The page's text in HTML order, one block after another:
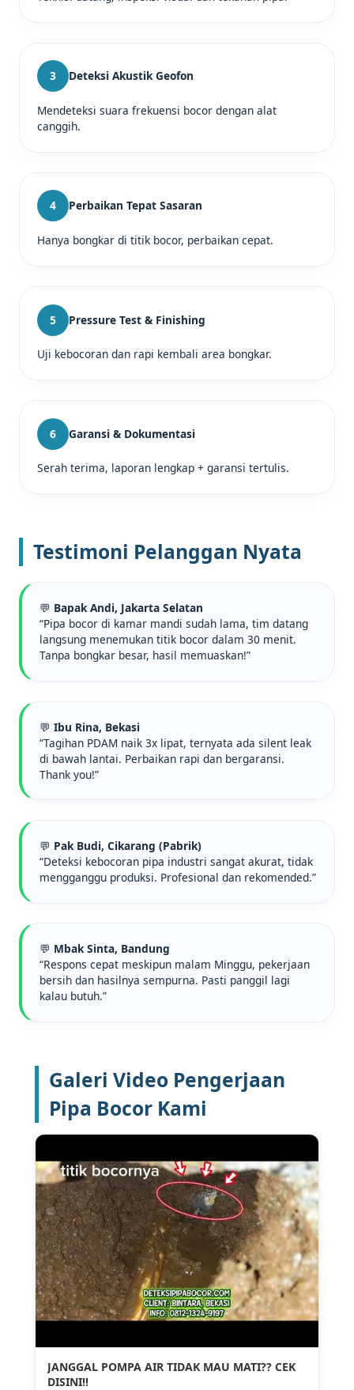
3 Deteksi Akustik Geofon
Mendeteksi suara frekuensi bocor dengan alat
canggih.
4 Perbaikan Tepat Sasaran
Hanya bongkar di titik bocor, perbaikan cepat.
5 Pressure Test & Finishing
Uji kebocoran dan rapi kembali area bongkar.
6 Garansi & Dokumentasi
Serah terima, laporan lengkap + garansi tertulis.
Testimoni Pelanggan Nyata
💬 Bapak Andi, Jakarta Selatan
“Pipa bocor di kamar mandi sudah lama, tim datang
langsung menemukan titik bocor dalam 30 menit.
Tanpa bongkar besar, hasil memuaskan!”
💬 Ibu Rina, Bekasi
“Tagihan PDAM naik 3x lipat, ternyata ada silent leak
di bawah lantai. Perbaikan rapi dan bergaransi.
Thank you!”
💬 Pak Budi, Cikarang (Pabrik)
“Deteksi kebocoran pipa industri sangat akurat, tidak
mengganggu produksi. Profesional dan rekomended.”
💬 Mbak Sinta, Bandung
“Respons cepat meskipun malam Minggu, pekerjaan
bersih dan hasilnya sempurna. Pasti panggil lagi
kalau butuh.”
Galeri Video Pengerjaan
Pipa Bocor Kami
JANGGAL POMPA AIR TIDAK MAU MATI?? CEK
DISINI!!